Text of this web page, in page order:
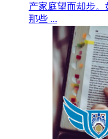
产家庭望而却步
那些 ...